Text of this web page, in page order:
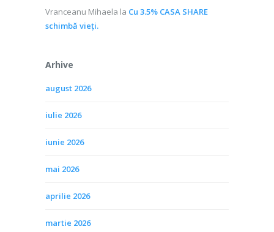
Vranceanu Mihaela la Cu 3.5% CASA SHARE
schimbă vieţi.
Arhive
august 2026
iulie 2026
iunie 2026
mai 2026
aprilie 2026
martie 2026